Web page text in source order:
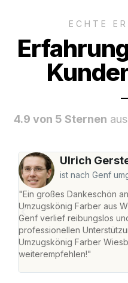
ECHTE
4.9 von 5 Sternen
Ulrich
ist nach Genf
"Ein großes Dankeschön
Umzugskönig Farber aus
Genf verlief reibungslos
professionellen
Umzugskönig Farber
weiterempfehlen!"